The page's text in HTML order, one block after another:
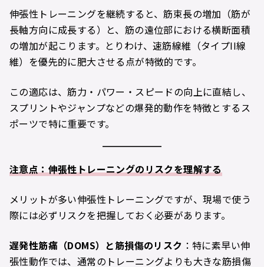
伸張性トレーニングを継続すると、筋束長の増加（筋が
長軸方向に成長する）と、筋の遠位部における横断面積
の増加が起こります。とりわけ、速筋線維（タイプII線
維）を優先的に肥大させる点が特徴的です。
この適応は、筋力・パワー・スピードの向上に直結し、
スプリントやジャンプなどの爆発的動作を特徴とするス
ポーツで特に重要です。
注意点：伸張性トレーニングのリスクを理解する
メリットが多い伸張性トレーニングですが、現場で使う
際には必ずリスクを把握しておく必要があります。
遅発性筋痛（DOMS）と筋損傷のリスク ：特に素早い伸
張性動作では、通常のトレーニングよりも大きな筋損傷